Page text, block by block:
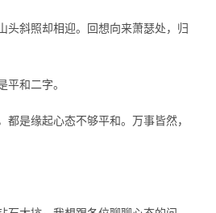
头斜照却相迎。回想向来萧瑟处，归
平和二字。
是缘起心态不够平和。万事皆然，